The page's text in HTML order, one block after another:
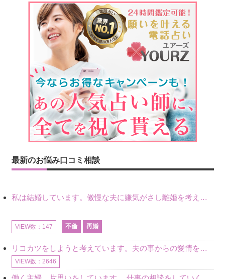
最新のお悩み口コミ相談
私は結婚しています。傲慢な夫に嫌気がさし離婚を考えていたときに、彼と出会いました。彼には恋人がいましたが、話をするうちに、夫とのことを相談するようにな
VIEW数：147 不倫 再婚
リコカツをしようと考えています。夫の事からの愛情を全く感じません。子供がいるので、子供が成長するまではと我慢しています。 まず、お金が必要だと考え、仕事の量も増やしました。ところが、夫は働かず、結局は
VIEW数：2646